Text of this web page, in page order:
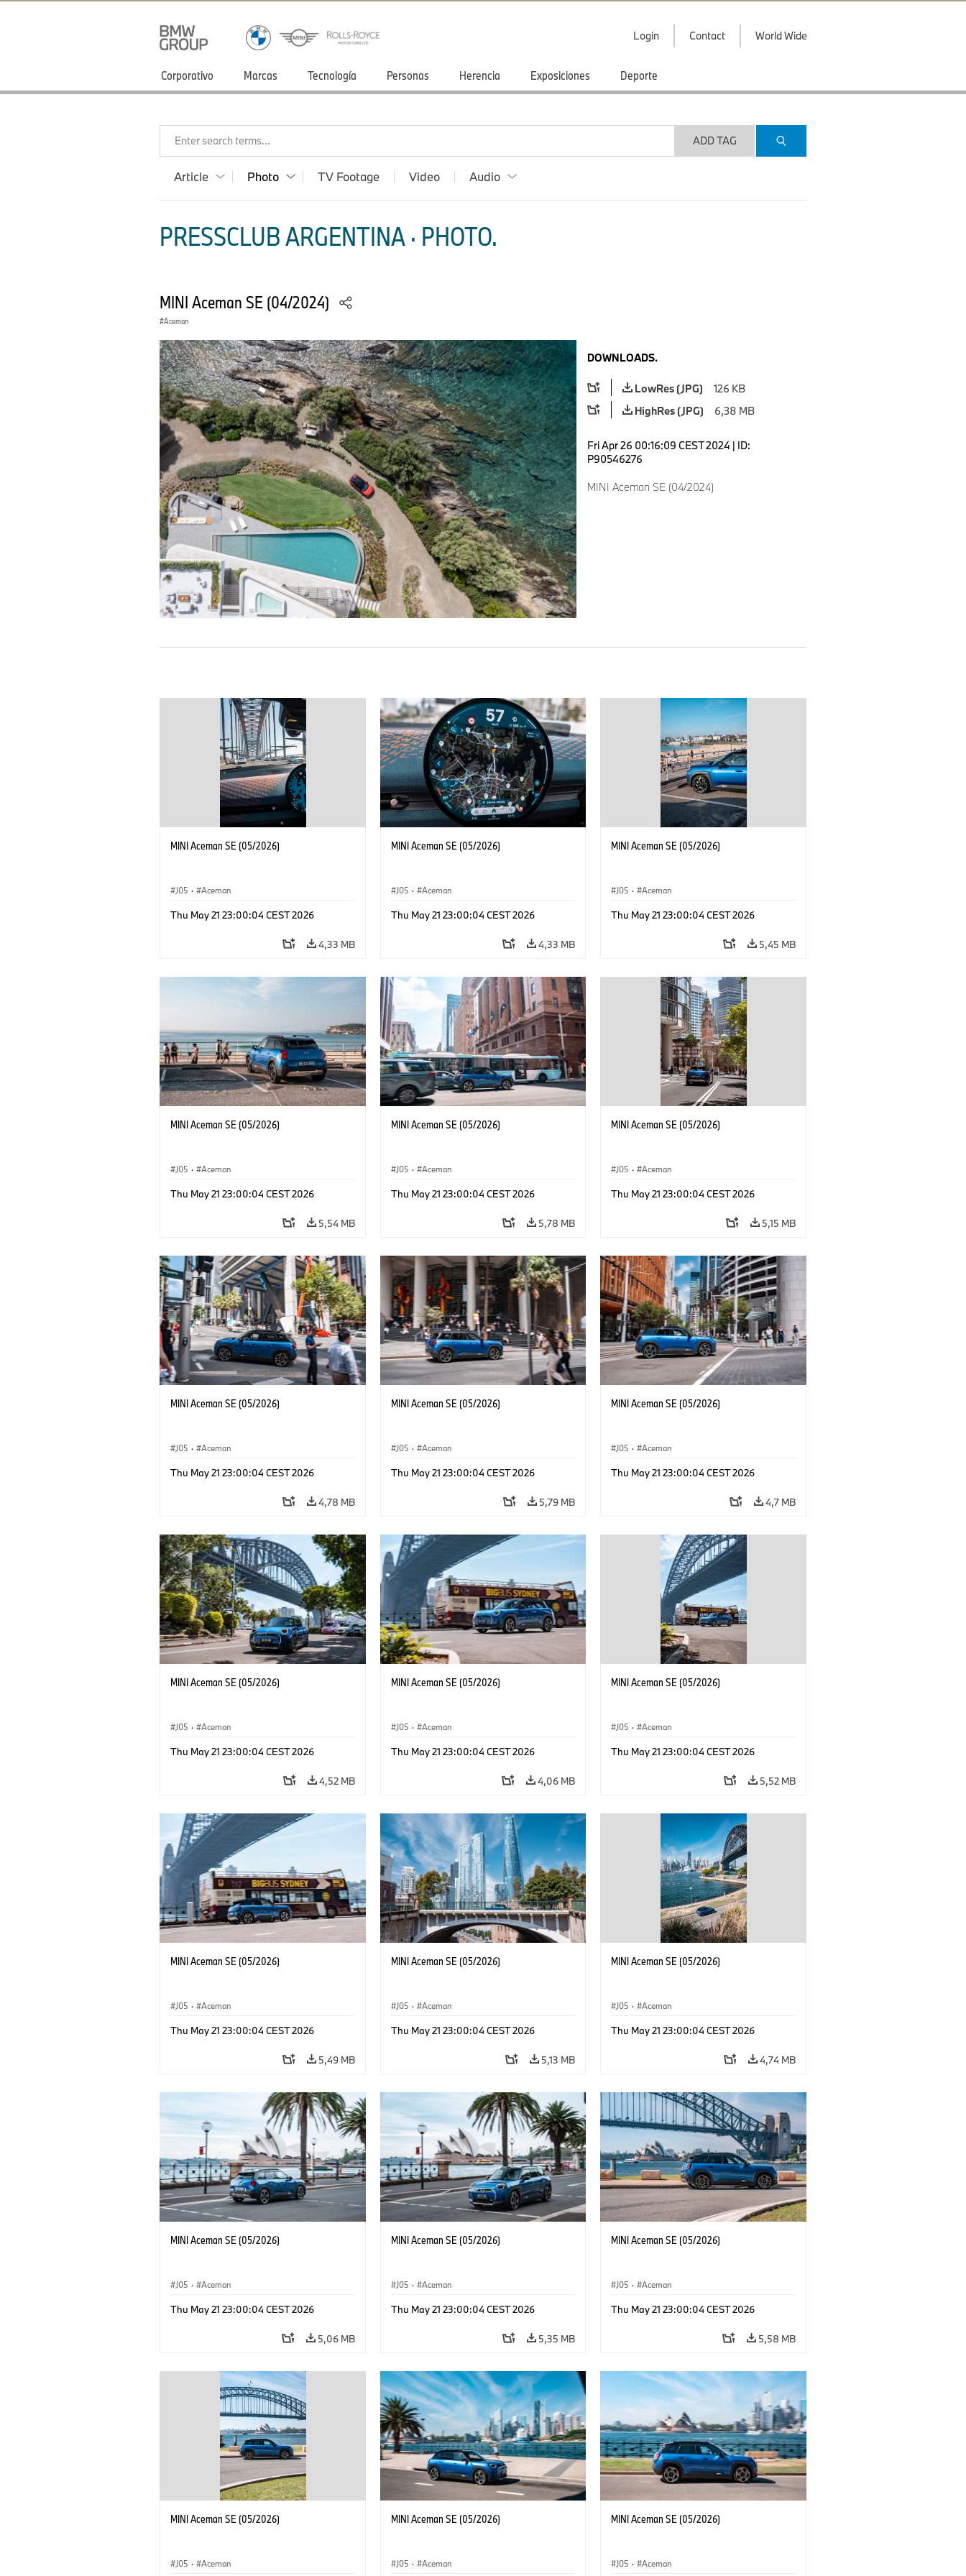
Login Contact World Wide
Corporativo Marcas Tecnología Personas Herencia Exposiciones Deporte
Enter search terms... ADD TAG
Article Photo TV Footage Video Audio
PRESSCLUB ARGENTINA · PHOTO.
MINI Aceman SE (04/2024)
Aceman
DOWNLOADS.
LowRes (JPG)
126 KB
HighRes (JPG)
6,38 MB
Fri Apr 26 00:16:09 CEST 2024 | ID:
P90546276
MINI Aceman SE (04/2024)
MINI Aceman SE (05/2026)
J05 · Aceman
Thu May 21 23:00:04 CEST 2026
4,33 MB
MINI Aceman SE (05/2026)
J05 · Aceman
Thu May 21 23:00:04 CEST 2026
4,33 MB
MINI Aceman SE (05/2026)
J05 · Aceman
Thu May 21 23:00:04 CEST 2026
5,45 MB
MINI Aceman SE (05/2026)
J05 · Aceman
Thu May 21 23:00:04 CEST 2026
5,54 MB
MINI Aceman SE (05/2026)
J05 · Aceman
Thu May 21 23:00:04 CEST 2026
5,78 MB
MINI Aceman SE (05/2026)
J05 · Aceman
Thu May 21 23:00:04 CEST 2026
5,15 MB
MINI Aceman SE (05/2026)
J05 · Aceman
Thu May 21 23:00:04 CEST 2026
4,78 MB
MINI Aceman SE (05/2026)
J05 · Aceman
Thu May 21 23:00:04 CEST 2026
5,79 MB
MINI Aceman SE (05/2026)
J05 · Aceman
Thu May 21 23:00:04 CEST 2026
4,7 MB
MINI Aceman SE (05/2026)
J05 · Aceman
Thu May 21 23:00:04 CEST 2026
4,52 MB
MINI Aceman SE (05/2026)
J05 · Aceman
Thu May 21 23:00:04 CEST 2026
4,06 MB
MINI Aceman SE (05/2026)
J05 · Aceman
Thu May 21 23:00:04 CEST 2026
5,52 MB
MINI Aceman SE (05/2026)
J05 · Aceman
Thu May 21 23:00:04 CEST 2026
5,49 MB
MINI Aceman SE (05/2026)
J05 · Aceman
Thu May 21 23:00:04 CEST 2026
5,13 MB
MINI Aceman SE (05/2026)
J05 · Aceman
Thu May 21 23:00:04 CEST 2026
4,74 MB
MINI Aceman SE (05/2026)
J05 · Aceman
Thu May 21 23:00:04 CEST 2026
5,06 MB
MINI Aceman SE (05/2026)
J05 · Aceman
Thu May 21 23:00:04 CEST 2026
5,35 MB
MINI Aceman SE (05/2026)
J05 · Aceman
Thu May 21 23:00:04 CEST 2026
5,58 MB
MINI Aceman SE (05/2026)
J05 · Aceman
MINI Aceman SE (05/2026)
J05 · Aceman
MINI Aceman SE (05/2026)
J05 · Aceman